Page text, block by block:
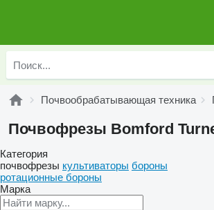
Почвообрабатывающая техника
Почвофрезы Bomford
Категория
почвофрезы культиваторы бороны
ротационные бороны
Марка